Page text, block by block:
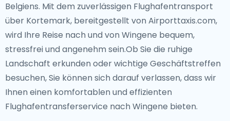
Belgiens. Mit dem zuverlässigen Flughafentransport
über Kortemark, bereitgestellt von Airporttaxis.com,
wird Ihre Reise nach und von Wingene bequem,
stressfrei und angenehm sein.Ob Sie die ruhige
Landschaft erkunden oder wichtige Geschäftstreffen
besuchen, Sie können sich darauf verlassen, dass wir
Ihnen einen komfortablen und effizienten
Flughafentransferservice nach Wingene bieten.